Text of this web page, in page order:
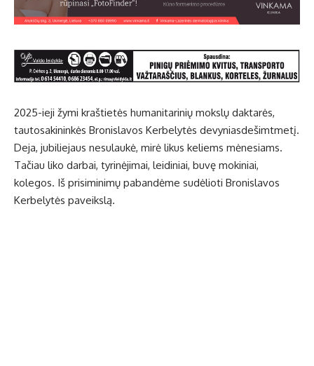
2025-ieji žymi kraštietės humanitarinių mokslų daktarės,
tautosakininkės Bronislavos Kerbelytės devyniasdešimtmetį.
Deja, jubiliejaus nesulaukė, mirė likus keliems mėnesiams.
Tačiau liko darbai, tyrinėjimai, leidiniai, buvę mokiniai,
kolegos. Iš prisiminimų pabandėme sudėlioti Bronislavos
Kerbelytės paveikslą.